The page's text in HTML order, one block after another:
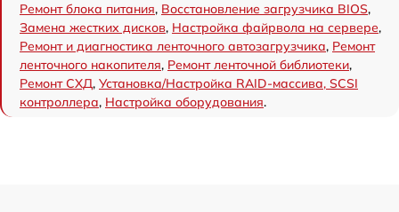
Ремонт блока питания, Восстановление загрузчика BIOS,
Замена жестких дисков, Настройка файрвола на сервере,
Ремонт и диагностика ленточного автозагрузчика, Ремонт
ленточного накопителя, Ремонт ленточной библиотеки,
Ремонт СХД, Установка/Настройка RAID-массива, SCSI
контроллера, Настройка оборудования.